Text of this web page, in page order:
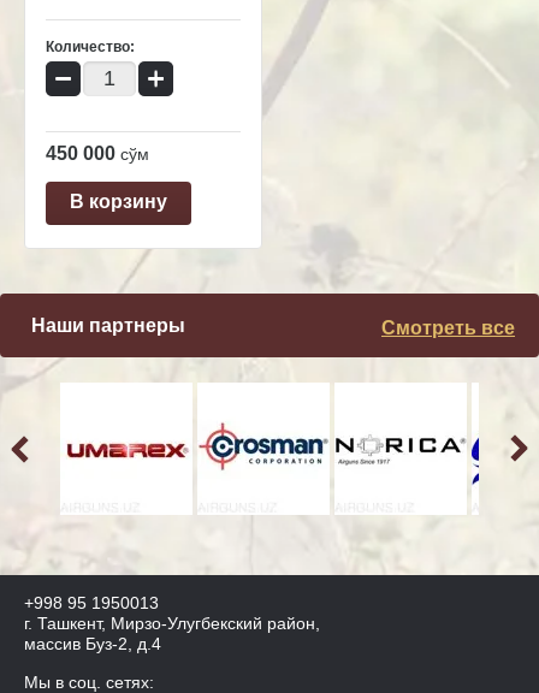
Количество:
− +
450 000 сўм
В корзину
Наши партнеры Смотреть все
+998 95 1950013
г. Ташкент, Мирзо-Улугбекский район,
массив Буз-2, д.4
Мы в соц. сетях: